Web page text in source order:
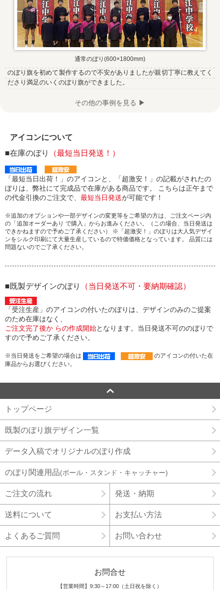
通常のぼり(600×1800mm)
のぼり旗を初めて製作するので不安がありましたが親切丁寧に教えてく
ださり満足のいくのぼり旗ができました。
その他の事例を見る ▶
アイコンについて
■在庫のぼり
（最短当日発送！）
「最短当日出荷！」のアイコンと、「超激安！」の記載がされたの
ぼりは、弊社にて完成品で在庫がある商品です。 こちらは正午まで
の代金引換のご注文で、 最短当日発送が可能です！
※追加のオプションや一部デザインの変更等をご希望の方は、ご注文ページ内
の「追加オーダーあり で購入」からお進みください。（この場合、当日発送は
できかねますので予めご了承ください） ※「超激安！」のぼりは大人気デザイ
ンをシルク印刷にて大量生産しているので特価価格となっています。 品質には
問題ないのでご了承ください。
■既製デザインのぼり （当日発送不可・要納期確認）
「受注生産」のアイコンの付いたのぼりは、デザインのみのご提案
のため在庫はなく、
ご注文完了後か らの作成開始となります。当日発送不可ののぼりで
すので予めご了承ください。
※当日発送をご希望の場合は
のアイコンの付いた在
庫品からお選びください。
トップページ
既製のぼり旗デザイン一覧
データ入稿でオリジナルのぼり作成
のぼり関連用品(ポール・スタンド・キャッチャー)
ご注文の流れ 発送・納期
送料について お支払い方法
よくあるご質問 お問い合わせ
お問合せ
【営業時間】9:30～17:00（土日祝を除く）